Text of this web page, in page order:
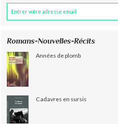
Romans-Nouvelles-Récits
Années de plomb
Cadavres en sursis